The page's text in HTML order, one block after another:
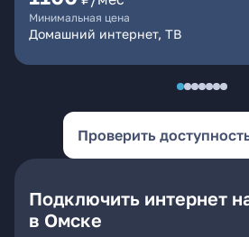
Минимальная цена
Домашний интернет, ТВ
Проверить
Подключить интернет
в Омске